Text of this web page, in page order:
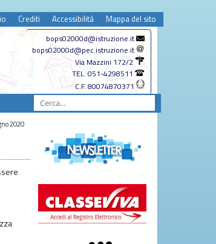
Mappa del sito
Accessibilità
Crediti
bops02000d@istruzione.it
bops02000d@pec.istruzione.it
Via Mazzini 172/2
TEL: 051-4298511
C.F. 80074870371
2020